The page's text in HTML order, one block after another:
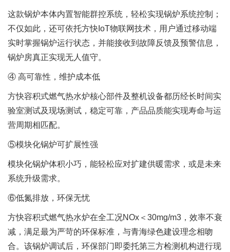
这款锅炉本体内置智能群控系统，轻松实现锅炉系统控制；
不仅如此，还可依托方快IoT物联网技术，用户通过移动端
实时掌握锅炉运行状态，并能接收到故障反馈及预警信息，
锅炉房真正实现无人值守。
④ 高可靠性，维护成本低
方快容积式燃气热水炉核心部件及整机设备都历经长时间实
验室测试及现场测试，稳定可靠，产品品质能实现寿命与运
营周期相匹配。
⑤模块化锅炉可扩展性强
模块化锅炉体积小巧，能轻松应对扩建供暖需求，或是未来
系统升级需求。
⑥低氮排放，环保无忧
方快容积式燃气热水炉在全工况NOx＜30mg/m3，效率不衰
减，满足最为严苛的环保标准，与青海绿色建设理念相吻
合。该锅炉调试后，环保部门即委托第三方检测机构进行现